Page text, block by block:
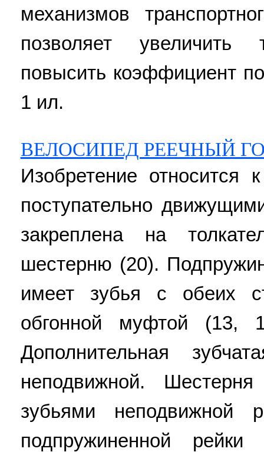
механизмов
позволяет увеличить
повысить коэффициент
1 ил.
ВЕЛОСИПЕД РЕЕЧНЫЙ
Изобретение относится
поступательно
закреплена на
шестерню (20).
имеет зубья с обеих
обгонной муфтой
Дополнительная
неподвижной.
зубьями
подпружиненной